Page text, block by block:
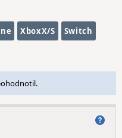
XboxX/S Switch